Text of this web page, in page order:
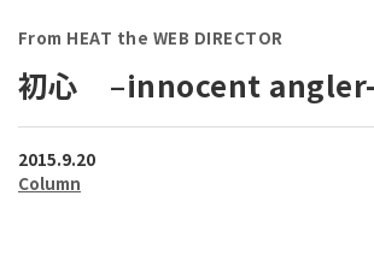
From HEAT the WEB DIRECTOR
初心 –innocent angler-
2015.9.20
Column